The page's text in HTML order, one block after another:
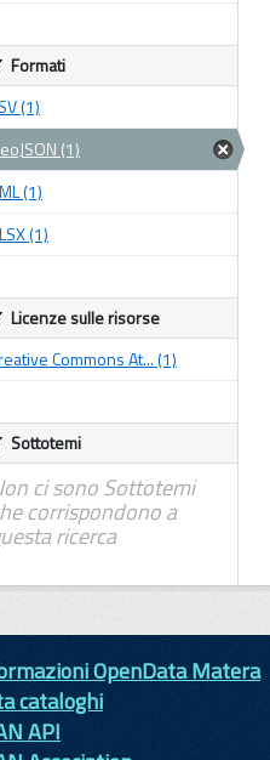
Formati
(1)
(1)
(1)
(1)
Licenze sulle risorse
Commons At... (1)
Sottotemi
ci sono Sottotemi
corrispondono a
ricerca
OpenData Matera
cataloghi
API